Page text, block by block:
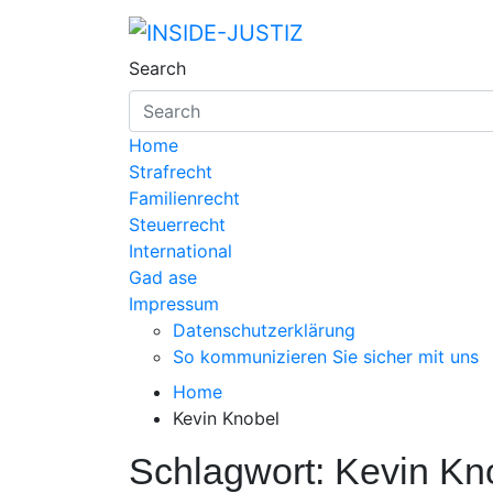
INSIDE-JUSTIZ
Investigativer Journalismus zur
Search
Home
Strafrecht
Familienrecht
Steuerrecht
International
Gad ase
Impressum
Datenschutzerklärung
So kommunizieren Sie sicher mit uns
Home
Kevin Knobel
Schlagwort: Kevin